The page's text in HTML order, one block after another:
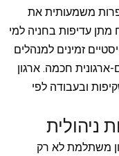
משמעותית את
מתן עדיפות בחניה למי
זמינים למנהלים
ארגונית חכמה. ארגון
ובעבודה לפי
ניהולית
משתלמת לא רק